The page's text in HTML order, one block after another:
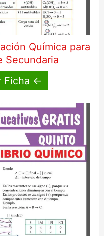
Química para
Secundaria
Ficha ←